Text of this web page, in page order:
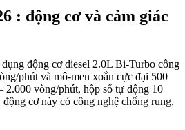
: động cơ và cảm giác
động cơ diesel 2.0L Bi-Turbo công
phút và mô-men xoắn cực đại 500
2.000 vòng/phút, hộp số tự động 10
cơ này có công nghệ chống rung,